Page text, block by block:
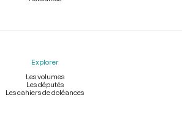
Explorer
Les volumes
Les députés
Les cahiers de doléances